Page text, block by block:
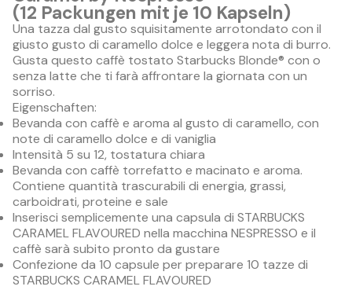
(12 Packungen mit je 10 Kapseln)
Una tazza dal gusto squisitamente arrotondato con il
giusto gusto di caramello dolce e leggera nota di burro.
Gusta questo caffè tostato Starbucks Blonde® con o
senza latte che ti farà affrontare la giornata con un
sorriso.
Eigenschaften:
Bevanda con caffè e aroma al gusto di caramello, con
note di caramello dolce e di vaniglia
Intensità 5 su 12, tostatura chiara
Bevanda con caffè torrefatto e macinato e aroma.
Contiene quantità trascurabili di energia, grassi,
carboidrati, proteine e sale
Inserisci semplicemente una capsula di STARBUCKS
CARAMEL FLAVOURED nella macchina NESPRESSO e il
caffè sarà subito pronto da gustare
Confezione da 10 capsule per preparare 10 tazze di
STARBUCKS CARAMEL FLAVOURED